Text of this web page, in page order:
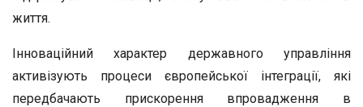
життя.
Інноваційний характер державного управління
активізують процеси європейської інтеграції, які
передбачають прискорення впровадження в